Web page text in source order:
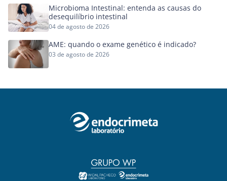
Microbioma Intestinal: entenda as causas do
desequilíbrio intestinal
04 de agosto de 2026
AME: quando o exame genético é indicado?
03 de agosto de 2026